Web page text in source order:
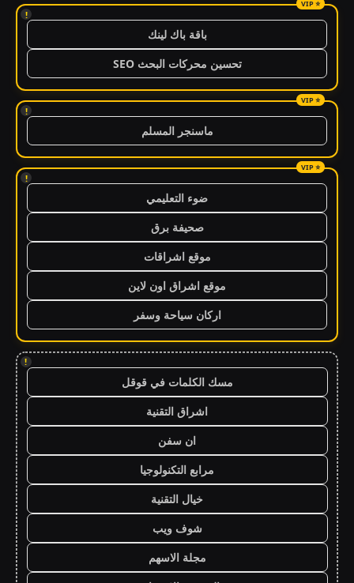
!
باقة باك لينك
تحسين محركات البحث SEO
!
ماسنجر المسلم
!
ضوء التعليمي
صحيفة برق
موقع اشراقات
موقع اشراق اون لاين
اركان سياحة وسفر
!
مسك الكلمات في قوقل
اشراق التقنية
ان سفن
مرابع التكنولوجيا
خيال التقنية
شوف ويب
مجلة الاسهم